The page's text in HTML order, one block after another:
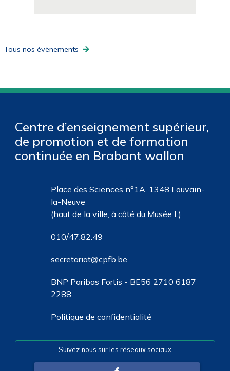
Tous nos évènements
Centre d’enseignement supérieur,
de promotion et de formation
continuée en Brabant wallon
Place des Sciences n°1A, 1348 Louvain-
la-Neuve
(haut de la ville, à côté du Musée L)
010/47.82.49
secretariat@cpfb.be
BNP Paribas Fortis - BE56 2710 6187
2288
Politique de confidentialité
Suivez-nous sur les réseaux sociaux